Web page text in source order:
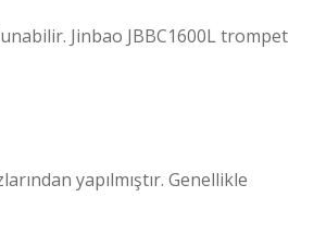
Jinbao JBBC1600L trompet
yapılmıştır. Genellikle